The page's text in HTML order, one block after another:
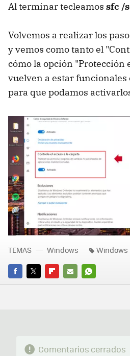
Al terminar tecleamos sfc /
Volvemos a realizar los
y vemos como tanto el
cómo la opción "Protección
vuelven a estar
para que podamos
FACEBOOK
TWITTERFLIPBOARD
E-
WHATSAPP
TEMAS Windows Windows
Comentarios cerrados